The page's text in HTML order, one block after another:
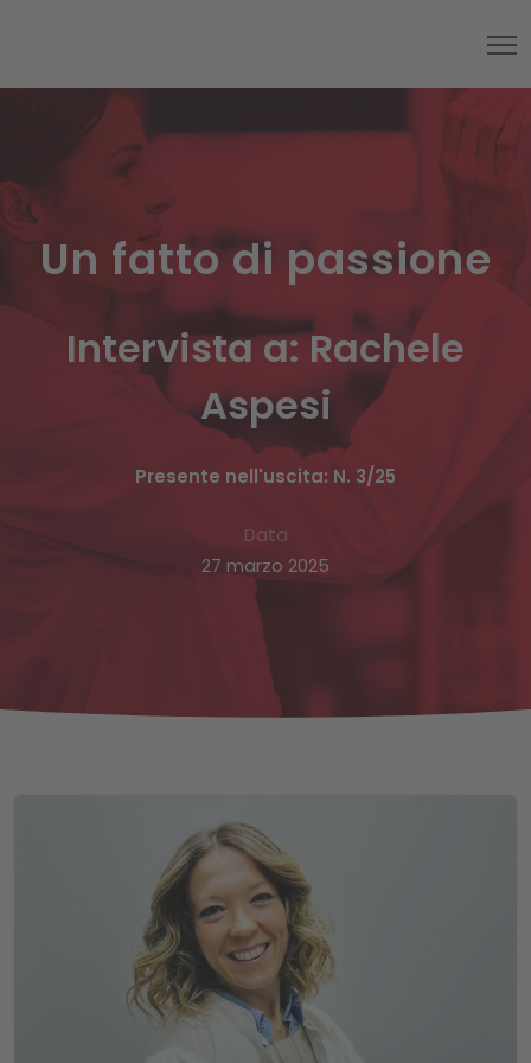
Un fatto di passione
Intervista a: Rachele
Aspesi
Presente nell'uscita: N. 3/25
Data
27 marzo 2025